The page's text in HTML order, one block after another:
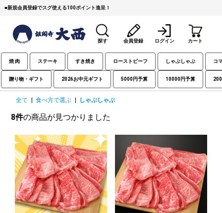
■新規会員登録でスグ使える100ポイント進呈！
探す
すき焼き 焼 肉 ステーキ
しゃぶしゃぶ コマ切れミンチ ローストビーフ
焼豚など（豚肉の加工
品）
牛丼など（牛肉の加工
品）
カレー・コロッケ・ハン
バーグ
会員登録 ログイン カート
焼 肉 ステーキ すき焼き ローストビーフ しゃぶしゃぶ コ
贈り物・ギフト 2026お中元ギフト 5000円予算 10000円予算
全て | 食べ方で選ぶ | しゃぶしゃぶ
8件の商品が見つかりました